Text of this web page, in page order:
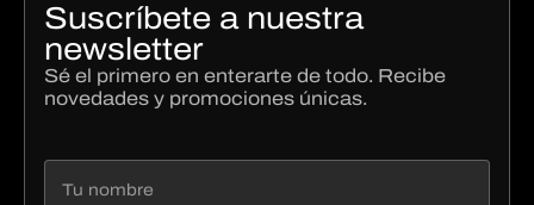
Suscríbete a nuestra
newsletter
Sé el primero en enterarte de todo. Recibe
novedades y promociones únicas.